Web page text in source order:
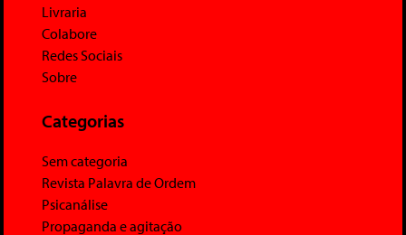
Livraria
Colabore
Redes Sociais
Sobre
Categorias
Sem categoria
Revista Palavra de Ordem
Psicanálise
Propaganda e agitação